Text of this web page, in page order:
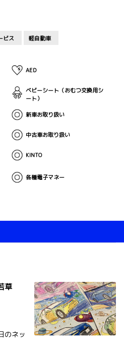
ビス 軽自動車
AED
ベビーシート（おむつ交換用シ
ート）
新車お取り扱い
中古車お取り扱い
KINTO
各種電子マネー
草
のネッ